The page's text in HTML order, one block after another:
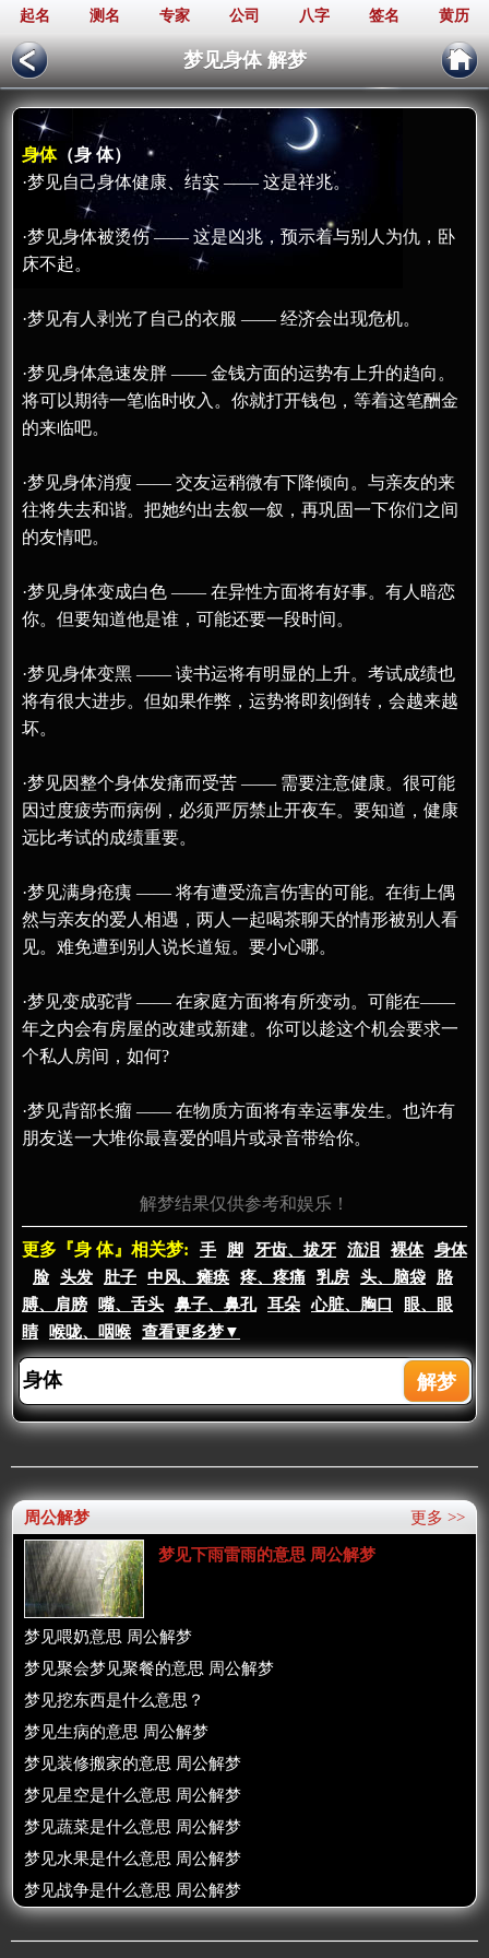
起名 测名 专家 公司 八字 签名 黄历
梦见身体 解梦
身体（身 体）
·梦见自己身体健康、结实 —— 这是祥兆。
·梦见身体被烫伤 —— 这是凶兆，预示着与别人为仇，卧
床不起。
·梦见有人剥光了自己的衣服 —— 经济会出现危机。
·梦见身体急速发胖 —— 金钱方面的运势有上升的趋向。
将可以期待一笔临时收入。你就打开钱包，等着这笔酬金
的来临吧。
·梦见身体消瘦 —— 交友运稍微有下降倾向。与亲友的来
往将失去和谐。把她约出去叙一叙，再巩固一下你们之间
的友情吧。
·梦见身体变成白色 —— 在异性方面将有好事。有人暗恋
你。但要知道他是谁，可能还要一段时间。
·梦见身体变黑 —— 读书运将有明显的上升。考试成绩也
将有很大进步。但如果作弊，运势将即刻倒转，会越来越
坏。
·梦见因整个身体发痛而受苦 —— 需要注意健康。很可能
因过度疲劳而病例，必须严厉禁止开夜车。要知道，健康
远比考试的成绩重要。
·梦见满身疮痍 —— 将有遭受流言伤害的可能。在街上偶
然与亲友的爱人相遇，两人一起喝茶聊天的情形被别人看
见。难免遭到别人说长道短。要小心哪。
·梦见变成驼背 —— 在家庭方面将有所变动。可能在——
年之内会有房屋的改建或新建。你可以趁这个机会要求一
个私人房间，如何?
·梦见背部长瘤 —— 在物质方面将有幸运事发生。也许有
朋友送一大堆你最喜爱的唱片或录音带给你。
解梦结果仅供参考和娱乐！
更多『身 体』相关梦: 手 脚 牙齿、拔牙 流泪 裸体
身体
脸
头发 肚子 中风、瘫痪 疼、疼痛 乳房 头、脑袋
胳
膊、肩膀
嘴、舌头 鼻子、鼻孔 耳朵 心脏、胸口
眼、眼
睛
喉咙、咽喉 查看更多梦▼
更多 >>
周公解梦
梦见下雨雷雨的意思 周公解梦
梦见喂奶意思 周公解梦
梦见聚会梦见聚餐的意思 周公解梦
梦见挖东西是什么意思？
梦见生病的意思 周公解梦
梦见装修搬家的意思 周公解梦
梦见星空是什么意思 周公解梦
梦见蔬菜是什么意思 周公解梦
梦见水果是什么意思 周公解梦
梦见战争是什么意思 周公解梦